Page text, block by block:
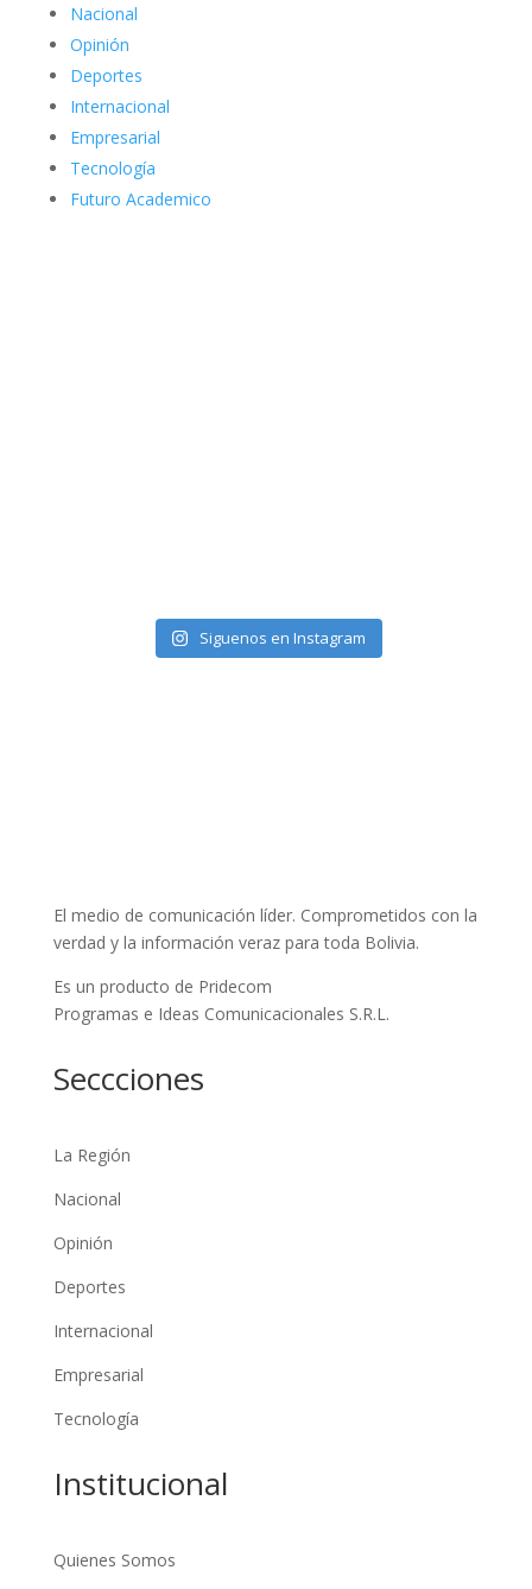
Nacional
Opinión
Deportes
Internacional
Empresarial
Tecnología
Futuro Academico
Siguenos en Instagram
El medio de comunicación líder. Comprometidos con la
verdad y la información veraz para toda Bolivia.
Es un producto de Pridecom
Programas e Ideas Comunicacionales S.R.L.
Seccciones
La Región
Nacional
Opinión
Deportes
Internacional
Empresarial
Tecnología
Institucional
Quienes Somos